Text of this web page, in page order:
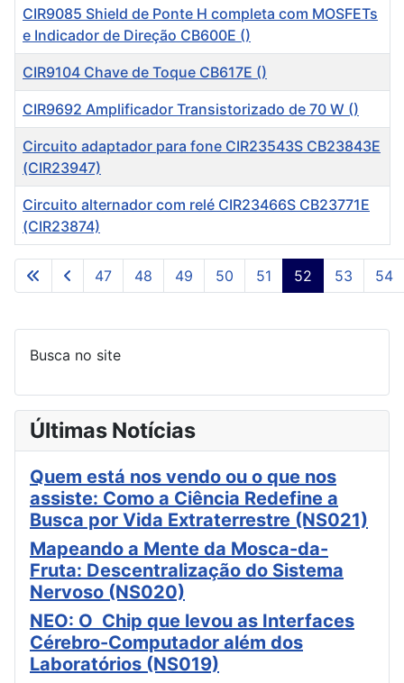
Artigos
CIR9085 Shield de Ponte H completa com MOSFETs
e Indicador de Direção CB600E ()
CIR9104 Chave de Toque CB617E ()
CIR9692 Amplificador Transistorizado de 70 W ()
Circuito adaptador para fone CIR23543S CB23843E
(CIR23947)
Circuito alternador com relé CIR23466S CB23771E
(CIR23874)
Página 52 de 253
47 48 49 50 51 52 53 54
Busca no site
Últimas Notícias
Quem está nos vendo ou o que nos
assiste: Como a Ciência Redefine a
Busca por Vida Extraterrestre (NS021)
Mapeando a Mente da Mosca-da-
Fruta: Descentralização do Sistema
Nervoso (NS020)
NEO: O Chip que levou as Interfaces
Cérebro-Computador além dos
Laboratórios (NS019)